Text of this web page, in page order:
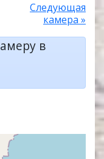
Следующая
камера »
в